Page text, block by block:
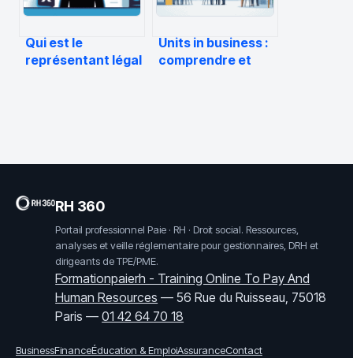
Qui est le
représentant légal
Units in business :
comprendre et
RH 360
Portail professionnel Paie · RH · Droit social. Ressources,
analyses et veille réglementaire pour gestionnaires, DRH et
dirigeants de TPE/PME.
Formationpaierh - Training Online To Pay And
Human Resources —56 Rue du Ruisseau, 75018
Paris —01 42 64 70 18
BusinessFinanceÉducation & EmploiAssuranceContact